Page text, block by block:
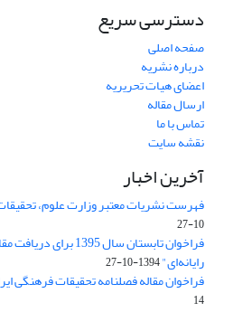
دسترسی سریع
صفحه اصلی
درباره نشریه
اعضای هیات تحریریه
ارسال مقاله
تماس با ما
نقشه سایت
آخرین اخبار
فهرست نشریات معتبر وزارت علوم، تحقیقات و
10-27
فراخوان تابستان سال
رایانه‌ای"1394-10-27
فراخوان مقاله فصلنامه تحقیقات فرهنگی ایران سال
14